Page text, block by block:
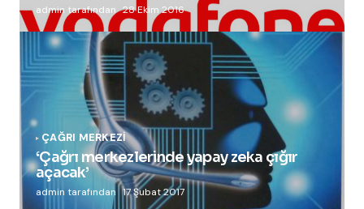
admin tarafından 28 Ekim 2016
ÇAĞRI MERKEZI
‘Çağrı merkezlerinde yapay zeka çığır
açacak’
admin tarafından 17 Şubat 2017